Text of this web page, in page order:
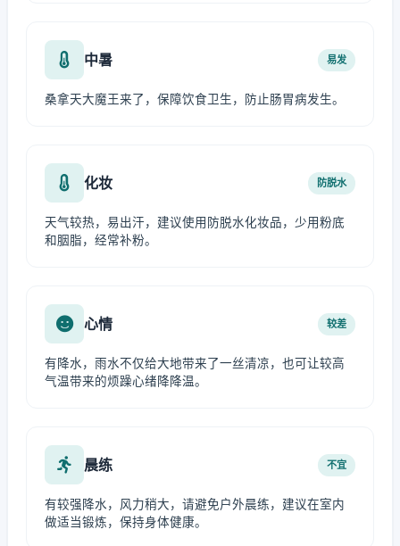
中暑 易发
桑拿天大魔王来了，保障饮食卫生，防止肠胃病发生。
化妆 防脱水
天气较热，易出汗，建议使用防脱水化妆品，少用粉底
和胭脂，经常补粉。
心情 较差
有降水，雨水不仅给大地带来了一丝清凉，也可让较高
气温带来的烦躁心绪降降温。
晨练 不宜
有较强降水，风力稍大，请避免户外晨练，建议在室内
做适当锻炼，保持身体健康。